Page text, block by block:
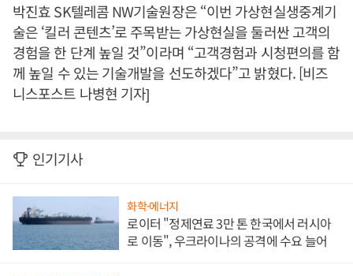
박진효 SK텔레콤 NW기술원장은 “이번 가상현실생중계기
술은 ‘킬러 콘텐츠’로 주목받는 가상현실을 둘러싼 고객의
경험을 한 단계 높일 것”이라며 “고객경험과 시청편의를 함
께 높일 수 있는 기술개발을 선도하겠다”고 밝혔다. [비즈
니스포스트 나병현 기자]
인기기사
화학·에너지
로이터 "정제연료 3만 톤 한국에서 러시아
로 이동", 우크라이나의 공격에 수요 늘어